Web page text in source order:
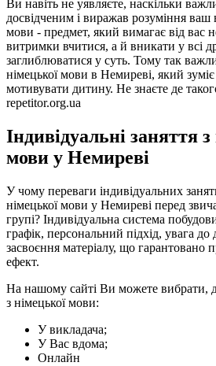
Ви навіть не уявляєте, наскільки
досвідченим і виражав розуміння ваш
мови - предмет, який вимагає від вас
витримки вчитися, а й вникати у всі
заглиблюватися у суть. Тому так
німецької мови в Немиреві, який
мотивувати дитину. Не знаєте де
repetitor.org.ua
Індивідуальні заняття
мови у Немиреві
У чому переваги індивідуальних
німецької мови у Немиреві перед
групі? Індивідуальна система
графік, персональний підхід, увага до
засвоєння матеріалу, що гарантовано
ефект.
На нашому сайті Ви можете вибрати,
з німецької мови:
У викладача;
У Вас вдома;
Онлайн